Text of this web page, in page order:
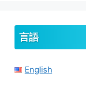
言語
English